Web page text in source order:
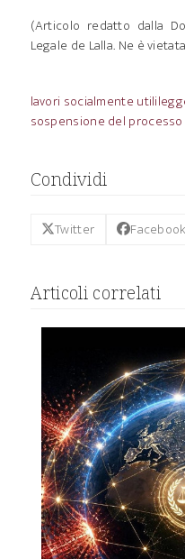
(Articolo redatto dalla
Legale de Lalla. Ne è
lavori socialmente utili
sospensione del
Condividi
Twitter Facebook
Articoli correlati